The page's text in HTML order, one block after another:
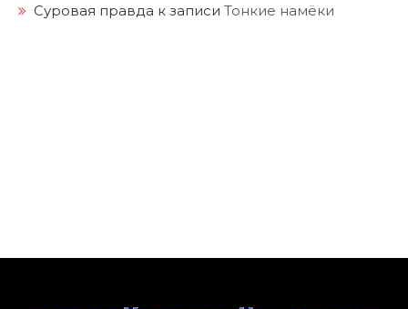
Суровая правда к записи Тонкие намёки